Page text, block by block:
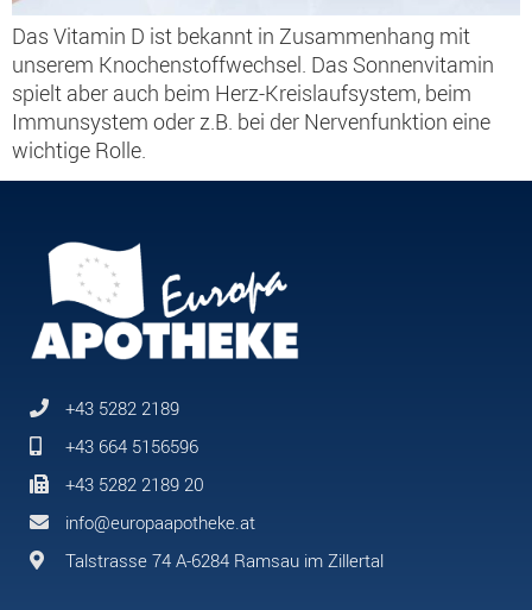
Das Vitamin D ist bekannt in Zusammenhang mit
unserem Knochenstoffwechsel. Das Sonnenvitamin
spielt aber auch beim Herz-Kreislaufsystem, beim
Immunsystem oder z.B. bei der Nervenfunktion eine
wichtige Rolle.
+43 5282 2189
+43 664 5156596
+43 5282 2189 20
info@europaapotheke.at
Talstrasse 74 A-6284 Ramsau im Zillertal